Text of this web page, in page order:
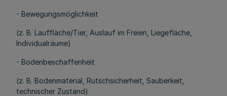
- Bewegungsmöglichkeit
(z. B. Lauffläche/Tier, Auslauf im Freien, Liegefläche,
Individualräume)
- Bodenbeschaffenheit
(z. B. Bodenmaterial, Rutschsicherheit, Sauberkeit,
technischer Zustand)